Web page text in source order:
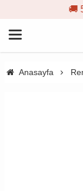
🚚 500 TL
Anasayfa